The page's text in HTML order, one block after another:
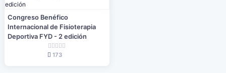
Congreso Benéfico
Internacional de Fisioterapia
Deportiva FYD - 2 edición
173